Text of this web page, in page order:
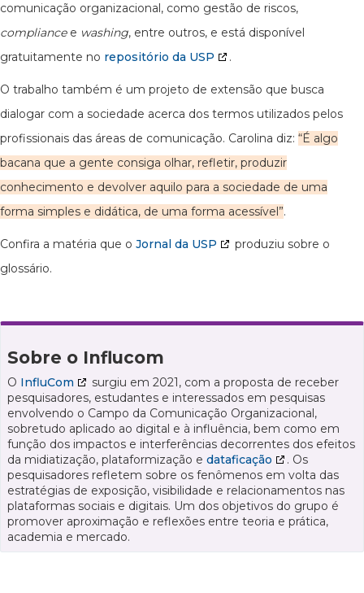
comunicação organizacional, como gestão de riscos,
compliancee washing, entre outros, e está disponível
gratuitamente no repositório da USP .
O trabalho também é um projeto de extensão que busca
dialogar com a sociedade acerca dos termos utilizados pelos
profissionais das áreas de comunicação. Carolina diz: “É algo
bacana que a gente consiga olhar, refletir, produzir
conhecimento e devolver aquilo para a sociedade de uma
forma simples e didática, de uma forma acessível”.
Confira a matéria que o Jornal da USP
produziu sobre o
glossário.
Sobre o Influcom
O InfluCom
surgiu em 2021, com a proposta de receber
pesquisadores, estudantes e interessados em pesquisas
envolvendo o Campo da Comunicação Organizacional,
sobretudo aplicado ao digital e à influência, bem como em
função dos impactos e interferências decorrentes dos efeitos
da midiatização, plataformização e dataficação
. Os
pesquisadores refletem sobre os fenômenos em volta das
estratégias de exposição, visibilidade e relacionamentos nas
plataformas sociais e digitais. Um dos objetivos do grupo é
promover aproximação e reflexões entre teoria e prática,
academia e mercado.